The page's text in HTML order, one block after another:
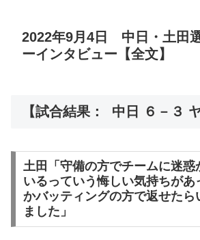
2022年9月4日 中日・土田
ーインタビュー【全文】
【試合結果： 中日 ６－３
土田「守備の方でチームに迷惑
いるっていう悔しい気持ちがあ
かバッティングの方で返せたら
ました」